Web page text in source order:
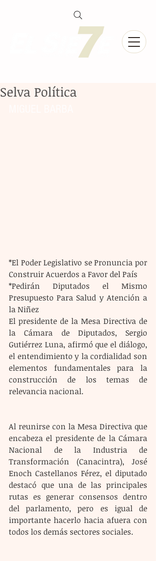
Selva Política
*El Poder Legislativo se Pronuncia por
Construir Acuerdos a Favor del País
*Pedirán Diputados el Mismo
Presupuesto Para Salud y Atención a
la Niñez
El presidente de la Mesa Directiva de
la Cámara de Diputados, Sergio
Gutiérrez Luna, afirmó que el diálogo,
el entendimiento y la cordialidad son
elementos fundamentales para la
construcción de los temas de
relevancia nacional.
Al reunirse con la Mesa Directiva que
encabeza el presidente de la Cámara
Nacional de la Industria de
Transformación (Canacintra), José
Enoch Castellanos Férez, el diputado
destacó que una de las principales
rutas es generar consensos dentro
del parlamento, pero es igual de
importante hacerlo hacia afuera con
todos los demás sectores sociales.